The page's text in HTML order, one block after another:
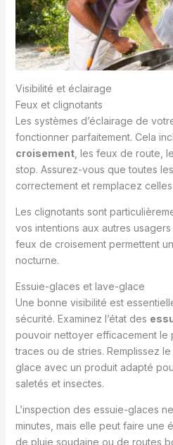
Visibilité et éclairage
Feux et clignotants
Les systèmes d’éclairage de
fonctionner parfaitement. Cela
croisement, les feux de route,
stop. Assurez-vous que toutes
correctement et remplacez
Les clignotants sont
vos intentions aux autres
feux de croisement permettent
nocturne.
Essuie-glaces et lave-glace
Une bonne visibilité est
sécurité. Examinez l’état des
pouvoir nettoyer efficacement le
traces ou de stries. Remplissez
glace avec un produit adapté
saletés et insectes.
L’inspection des essuie-glaces
minutes, mais elle peut faire une
de pluie soudaine ou de routes